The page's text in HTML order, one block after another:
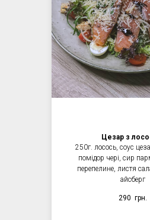
Цезар з
250г. лосось, соус
помідор чері, сир
перепелине, листя
айсберг
290 грн.